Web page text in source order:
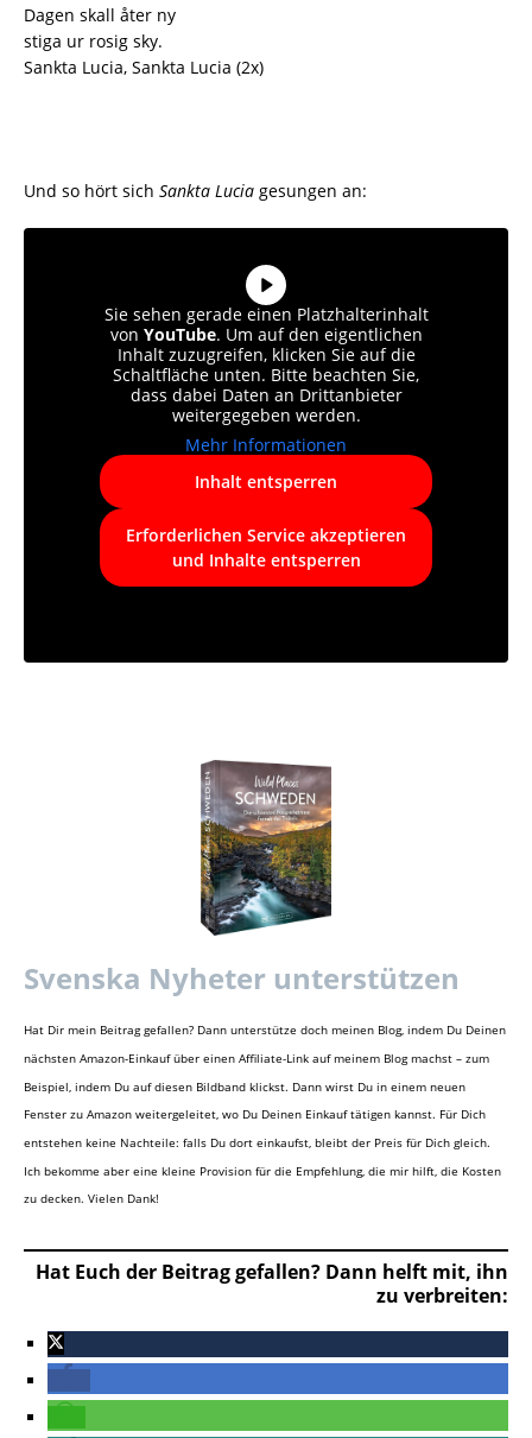
Dagen skall åter ny
stiga ur rosig sky.
Sankta Lucia, Sankta Lucia (2x)
Und so hört sich Sankta Lucia gesungen an:
Sie sehen gerade einen Platzhalterinhalt
von YouTube. Um auf den eigentlichen
Inhalt zuzugreifen, klicken Sie auf die
Schaltfläche unten. Bitte beachten Sie,
dass dabei Daten an Drittanbieter
weitergegeben werden.
Mehr Informationen
Inhalt entsperren
Erforderlichen Service akzeptieren
und Inhalte entsperren
Svenska Nyheter unterstützen
Hat Dir mein Beitrag gefallen? Dann unterstütze doch meinen Blog, indem Du Deinen
nächsten Amazon-Einkauf über einen Affiliate-Link auf meinem Blog machst – zum
Beispiel, indem Du auf diesen Bildband klickst. Dann wirst Du in einem neuen
Fenster zu Amazon weitergeleitet, wo Du Deinen Einkauf tätigen kannst. Für Dich
entstehen keine Nachteile: falls Du dort einkaufst, bleibt der Preis für Dich gleich.
Ich bekomme aber eine kleine Provision für die Empfehlung, die mir hilft, die Kosten
zu decken. Vielen Dank!
Hat Euch der Beitrag gefallen? Dann helft mit, ihn
zu verbreiten: